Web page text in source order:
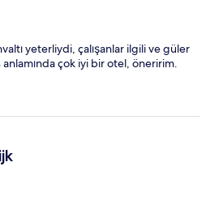
yeterliydi, çalışanlar ilgili ve güler
çok iyi bir otel, öneririm.